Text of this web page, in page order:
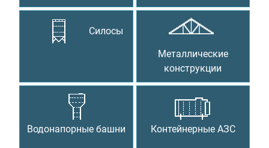
Силосы
Металлические
конструкции
Водонапорные башни Контейнерные АЗС